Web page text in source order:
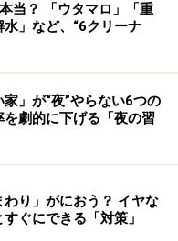
電気代は約1/3になる
すでしょうか。
が、比較対象が何年
当しません。なぜなら
エネ基準に大幅に満
りは、古い機種から最
効果は、それよりも
とです。
当？ 「ウタマロ」「重
」など、“6クリーナ
家」が“夜”やらない6つの
劇的に下げる「夜の習
り」がにおう？ イヤな
ぐにできる「対策」